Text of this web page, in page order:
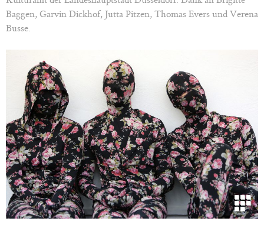
Baggen, Garvin Dickhof, Jutta Pitzen, Thomas Evers und Verena
Busse.